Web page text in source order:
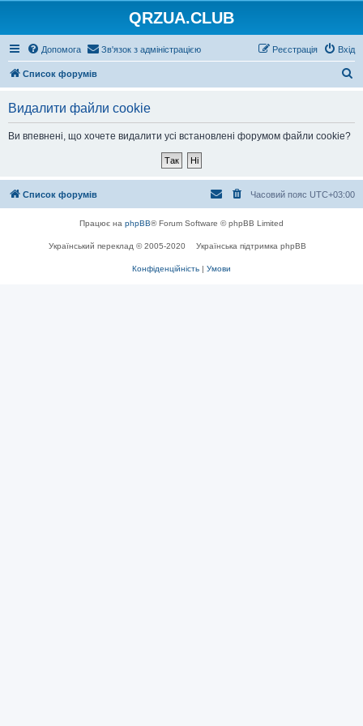
QRZUA.CLUB
Допомога Зв'язок з адміністрацією Вхід
Реєстрація
Список форумів
Видалити файли cookie
Ви впевнені, що хочете видалити усі встановлені форумом файли cookie?
Список форумів Часовий пояс UTC+03:00
Працює на phpBB® Forum Software © phpBB Limited
Український переклад © 2005-2020 Українська підтримка phpBB
Конфіденційність | Умови